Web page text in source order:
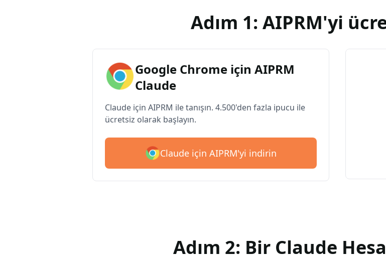
Adım 1: AIPRM'yi
Google Chrome için AIPRM
Claude
Claude için AIPRM ile tanışın. 4.500'den fazla ipucu ile
ücretsiz olarak başlayın.
Claude için AIPRM'yi indirin
Adım 2: Bir Claude